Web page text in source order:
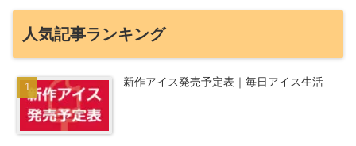
人気記事ランキング
新作アイス発売予定表｜毎日アイス生活